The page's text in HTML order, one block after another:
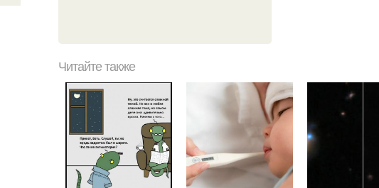
Читайте также